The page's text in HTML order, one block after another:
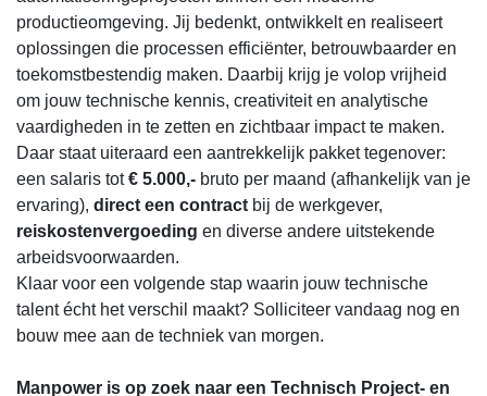
productieomgeving. Jij bedenkt, ontwikkelt en realiseert
oplossingen die processen efficiënter, betrouwbaarder en
toekomstbestendig maken. Daarbij krijg je volop vrijheid
om jouw technische kennis, creativiteit en analytische
vaardigheden in te zetten en zichtbaar impact te maken.
Daar staat uiteraard een aantrekkelijk pakket tegenover:
een salaris tot€ 5.000,- bruto per maand (afhankelijk van je
ervaring), direct een contract bij de werkgever,
reiskostenvergoeding en diverse andere uitstekende
arbeidsvoorwaarden.
Klaar voor een volgende stap waarin jouw technische
talent écht het verschil maakt? Solliciteer vandaag nog en
bouw mee aan de techniek van morgen.
Manpower is op zoek naar een Technisch Project- en